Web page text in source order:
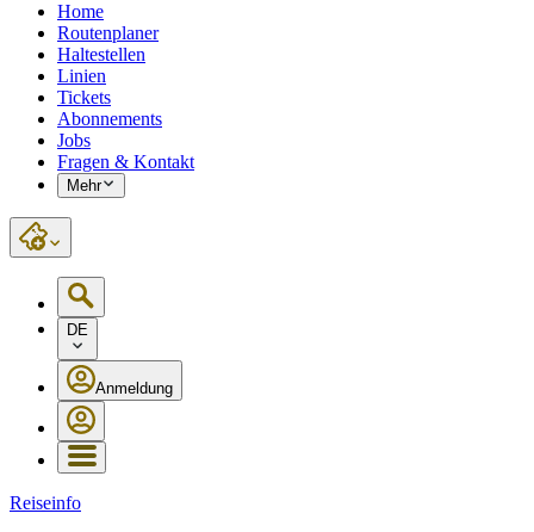
Home
Routenplaner
Haltestellen
Linien
Tickets
Abonnements
Jobs
Fragen & Kontakt
Mehr
DE
Anmeldung
Reiseinfo